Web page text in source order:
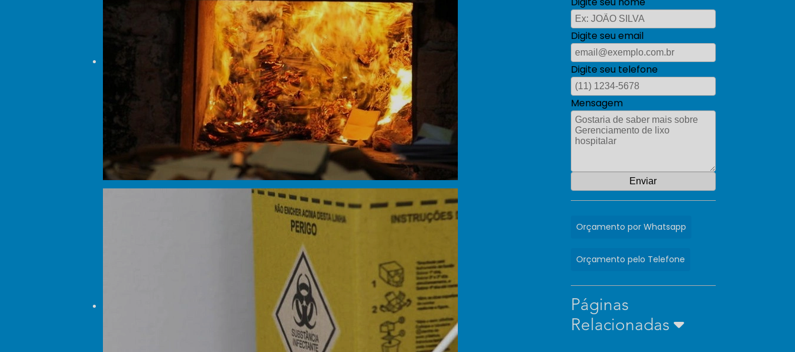
Digite seu email
Digite seu telefone
Mensagem
Orçamento por Whatsapp
Orçamento pelo Telefone
Páginas
Relacionadas